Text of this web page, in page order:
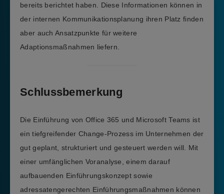
bereits berichtet haben. Diese Informationen können in
der internen Kommunikationsplanung ihren Platz finden
aber auch Ansatzpunkte für weitere
Adaptionsmaßnahmen liefern.
Schlussbemerkung
Die Einführung von Office 365 und Microsoft Teams ist
ein tiefgreifender Change-Prozess im Unternehmen der
gut geplant, strukturiert und gesteuert werden will. Mit
einer umfänglichen Voranalyse, einem darauf
aufbauenden Einführungskonzept sowie
adressatengerechten Einführungsmaßnahmen können